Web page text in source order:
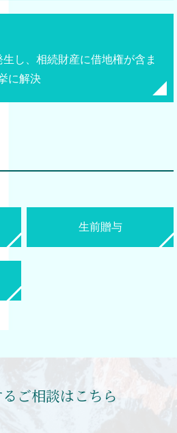
し、相続財産に借地権が含ま
に解決
生前贈与
ご相談はこちら